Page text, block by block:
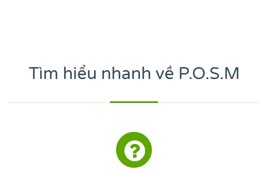
Tìm hiểu nhanh về P.O.S.M